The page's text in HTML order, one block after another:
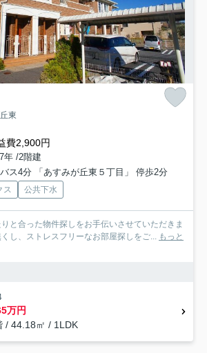
東
費2,900円
年 /2階建
ス4分 「あすみが丘東５丁目」 停歩2分
ス 公共下水
と合った物件探しをお手伝いさせていただきま
し、ストレスフリーなお部屋探しをご... もっと
万円
/ 44.18㎡ / 1LDK